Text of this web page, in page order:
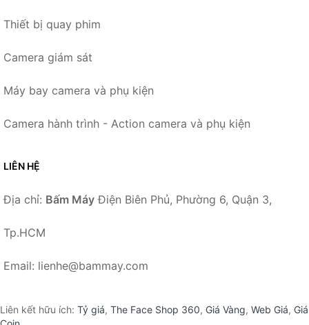
Thiết bị quay phim
Camera giám sát
Máy bay camera và phụ kiện
Camera hành trình - Action camera và phụ kiện
LIÊN HỆ
Địa chỉ: Bấm Máy Điện Biên Phủ, Phường 6, Quận 3,
Tp.HCM
Email: lienhe@bammay.com
Liên kết hữu ích: Tỷ giá, The Face Shop 360, Giá Vàng, Web Giá, Giá